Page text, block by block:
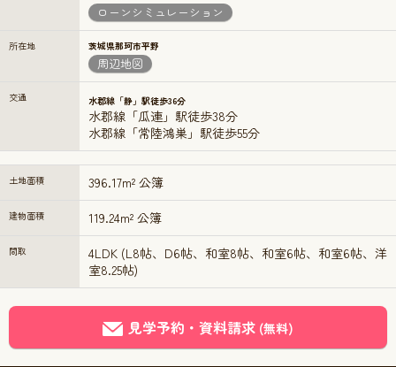
ローンシミュレーション
所在地 茨城県那珂市平野
周辺地図
交通 水郡線「静」駅徒歩36分
水郡線「瓜連」駅徒歩38分
水郡線「常陸鴻巣」駅徒歩55分
土地面積 396.17m² 公簿
建物面積 119.24m² 公簿
間取
4LDK (L8帖、D6帖、和室8帖、和室6帖、和室6帖、洋
室8.25帖)
見学予約・資料請求 (無料)